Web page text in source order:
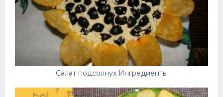
Салат подсолнух Ингредиенты